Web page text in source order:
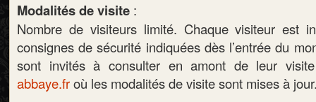
Modalités de visite :
Nombre de visiteurs limité. Chaque visiteur est
consignes de sécurité indiquées dès l’entrée du
sont invités à consulter en amont de leur
abbaye.froù les modalités de visite sont mises à